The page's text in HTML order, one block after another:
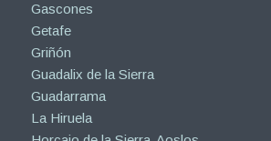
Gascones
Getafe
Griñón
Guadalix de la Sierra
Guadarrama
La Hiruela